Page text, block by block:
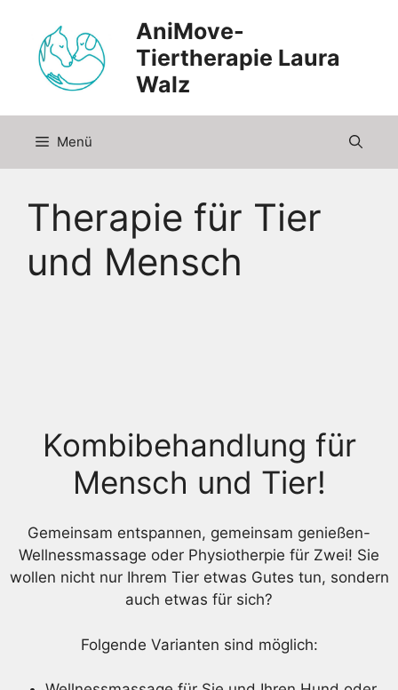
springen
AniMove-
Tiertherapie Laura
Walz
Menü
Therapie für Tier
und Mensch
Kombibehandlung für
Mensch und Tier!
Gemeinsam entspannen, gemeinsam genießen-
Wellnessmassage oder Physiotherpie für Zwei! Sie
wollen nicht nur Ihrem Tier etwas Gutes tun, sondern
auch etwas für sich?
Folgende Varianten sind möglich: